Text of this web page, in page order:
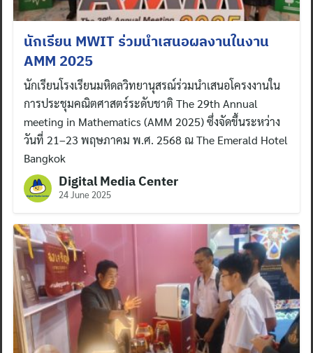
นักเรียน MWIT ร่วมนำเสนอผลงานในงาน
AMM 2025
นักเรียนโรงเรียนมหิดลวิทยานุสรณ์ร่วมนำเสนอโครงงานใน
การประชุมคณิตศาสตร์ระดับชาติ The 29th Annual
meeting in Mathematics (AMM 2025) ซึ่งจัดขึ้นระหว่าง
วันที่ 21–23 พฤษภาคม พ.ศ. 2568 ณ The Emerald Hotel
Bangkok
Digital Media Center
24 June 2025